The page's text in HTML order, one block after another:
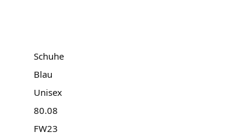
Schuhe
Blau
Unisex
80.08
FW23